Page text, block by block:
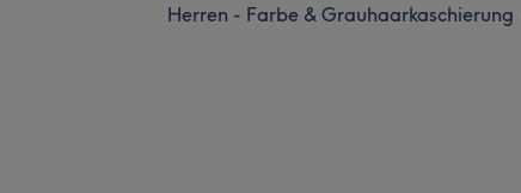
Herren - Farbe & Grauhaarkaschierung